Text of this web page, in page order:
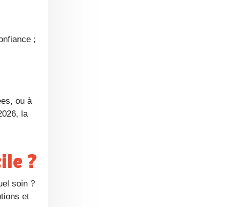
;
la
?
et